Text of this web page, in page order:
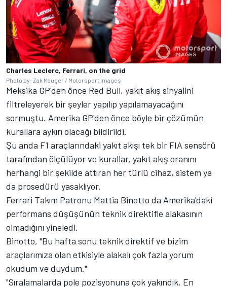
Charles Leclerc, Ferrari, on the grid
Photo by: Zak Mauger / Motorsport Images
Meksika GP'den önce Red Bull, yakıt akış sinyalini
filtreleyerek bir şeyler yapılıp yapılamayacağını
sormuştu. Amerika GP'den önce böyle bir çözümün
kurallara aykırı olacağı bildirildi.
Şu anda F1 araçlarındaki yakıt akışı tek bir FIA sensörü
tarafından ölçülüyor ve kurallar, yakıt akış oranını
herhangi bir şekilde attıran her türlü cihaz, sistem ya
da prosedürü yasaklıyor.
Ferrari Takım Patronu Mattia Binotto da Amerika'daki
performans düşüşünün teknik direktifle alakasının
olmadığını yineledi.
Binotto, "Bu hafta sonu teknik direktif ve bizim
araçlarımıza olan etkisiyle alakalı çok fazla yorum
okudum ve duydum."
"Sıralamalarda pole pozisyonuna çok yakındık. En